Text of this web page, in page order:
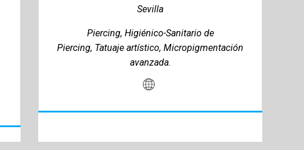
Sevilla
Piercing, Higiénico-Sanitario de
Piercing, Tatuaje artístico, Micropigmentación
avanzada.